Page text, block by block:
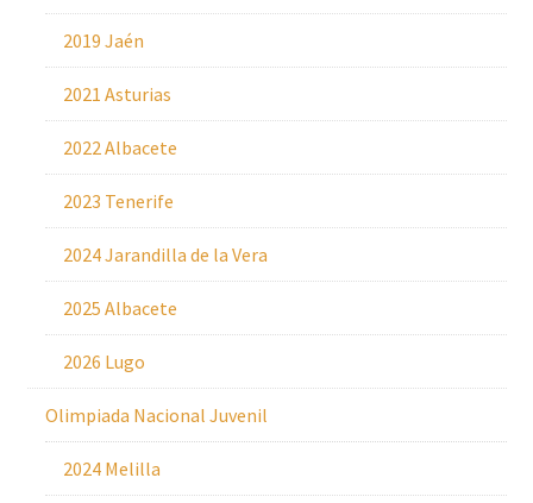
2019 Jaén
2021 Asturias
2022 Albacete
2023 Tenerife
2024 Jarandilla de la Vera
2025 Albacete
2026 Lugo
Olimpiada Nacional Juvenil
2024 Melilla